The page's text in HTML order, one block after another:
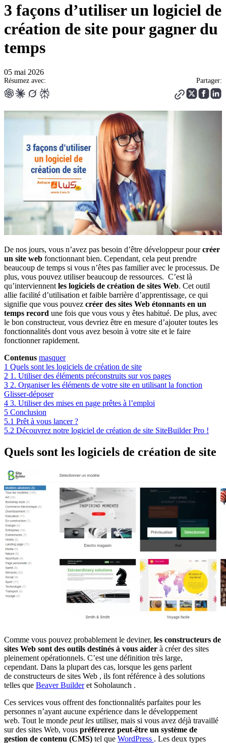
3 façons d’utiliser un logiciel de
création de site pour gagner du
temps
05 mai 2026
Résumez avec: Partager:
De nos jours, vous n’avez pas besoin d’être développeur pourcréer
un site web fonctionnant bien. Cependant, cela peut prendre
beaucoup de temps si vous n’êtes pas familier avec le processus. De
plus, vous pouvez utiliser beaucoup de ressources. C’est là
qu’interviennent les logiciels de création de sites Web. Cet outil
allie facilité d’utilisation et faible barrière d’apprentissage, ce qui
signifie que vous pouvez créer des sites Web étonnants en un
temps record une fois que vous vous y êtes habitué. De plus, avec
le bon constructeur, vous devriez être en mesure d’ajouter toutes les
fonctionnalités dont vous avez besoin à votre site et le faire
fonctionner rapidement.
Contenus masquer
1 Quels sont les logiciels de création de site
2 1. Utiliser des éléments préconstruits sur vos pages
3 2. Organiser les éléments de votre site en utilisant la fonction
Glisser-déposer
4 3. Utiliser des mises en page prêtes à l’emploi
5 Conclusion
5.1 Prêt à vous lancer ?
5.2 Découvrez notre logiciel de création de site SiteBuilder Pro !
Quels sont les logiciels de création de site
Comme vous pouvez probablement le deviner, les constructeurs de
sites Web sont des outils destinés à vous aider à créer des sites
pleinement opérationnels. C’est une définition très large,
cependant. Dans la plupart des cas, lorsque les gens parlent
de constructeurs de sites Web , ils font référence à des solutions
telles que Beaver Builderet Soholaunch .
Ces services vous offrent des fonctionnalités parfaites pour les
personnes n’ayant aucune expérience dans le développement
web. Tout le monde peut les utiliser, mais si vous avez déjà travaillé
sur des sites Web, vous préférerez peut-être un système de
gestion de contenu (CMS) tel que WordPress . Les deux types